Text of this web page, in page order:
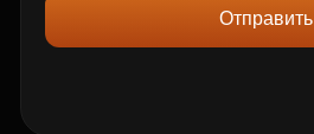
Отправить